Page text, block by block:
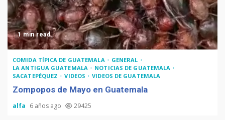
1 min read
COMIDA TÍPICA DE GUATEMALA
GENERAL
LA ANTIGUA GUATEMALA
NOTICIAS DE GUATEMALA
SACATEPÉQUEZ
VIDEOS VIDEOS DE GUATEMALA
Zompopos de Mayo en Guatemala
alfa 6 años ago 29425